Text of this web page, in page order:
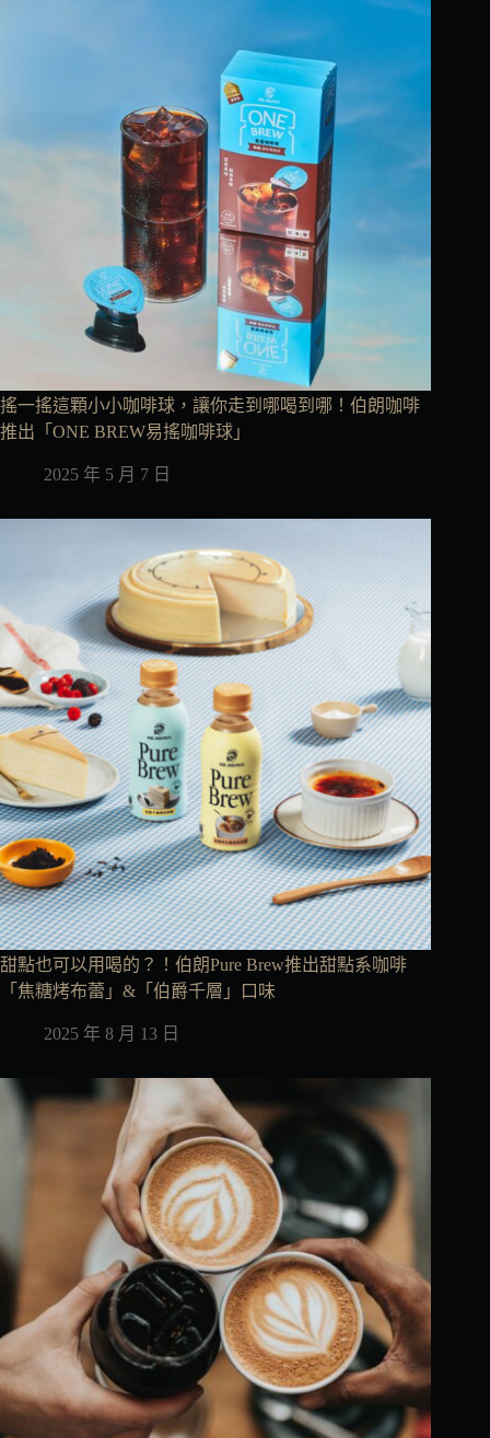
搖一搖這顆小小咖啡球，讓你走到哪喝到哪！伯朗咖啡
推出「ONE BREW易搖咖啡球」
2025 年 5 月 7 日
甜點也可以用喝的？！伯朗Pure Brew推出甜點系咖啡
「焦糖烤布蕾」&「伯爵千層」口味
2025 年 8 月 13 日